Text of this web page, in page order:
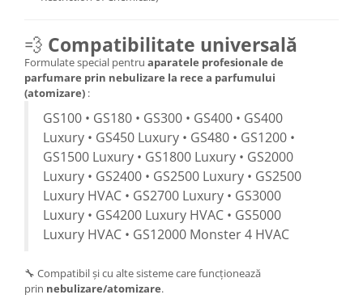
💨 Compatibilitate universală
Formulate special pentru aparatele profesionale de
parfumare prin nebulizare la rece a parfumului
(atomizare) :
GS100 • GS180 • GS300 • GS400 • GS400
Luxury • GS450 Luxury • GS480 • GS1200 •
GS1500 Luxury • GS1800 Luxury • GS2000
Luxury • GS2400 • GS2500 Luxury • GS2500
Luxury HVAC • GS2700 Luxury • GS3000
Luxury • GS4200 Luxury HVAC • GS5000
Luxury HVAC • GS12000 Monster 4 HVAC
🔧 Compatibil și cu alte sisteme care funcționează
prin nebulizare/atomizare.